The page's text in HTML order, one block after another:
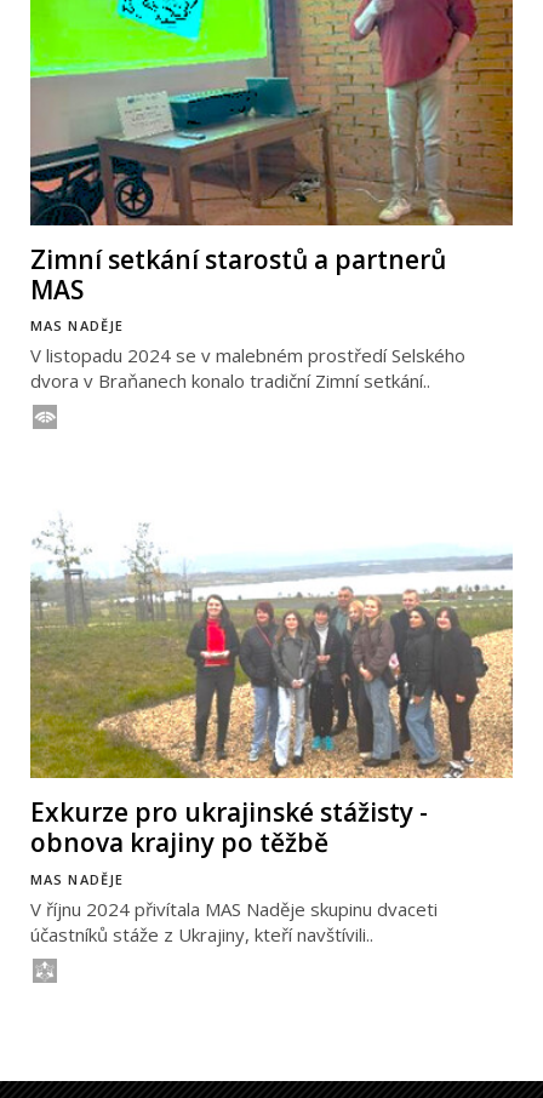
Zimní setkání starostů a partnerů
MAS
MAS NADĚJE
V listopadu 2024 se v malebném prostředí Selského
dvora v Braňanech konalo tradiční Zimní setkání..
Exkurze pro ukrajinské stážisty -
obnova krajiny po těžbě
MAS NADĚJE
V říjnu 2024 přivítala MAS Naděje skupinu dvaceti
účastníků stáže z Ukrajiny, kteří navštívili..